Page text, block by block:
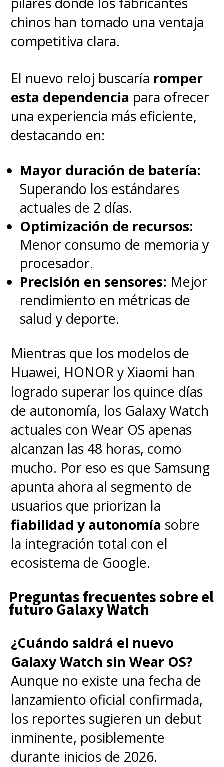
chinos han tomado una ventaja
competitiva clara.
El nuevo reloj buscaría romper
esta dependencia para ofrecer
una experiencia más eficiente,
destacando en:
Mayor duración de batería:
Superando los estándares
actuales de 2 días.
Optimización de recursos:
Menor consumo de memoria y
procesador.
Precisión en sensores: Mejor
rendimiento en métricas de
salud y deporte.
Mientras que los modelos de
Huawei, HONOR y Xiaomi han
logrado superar los quince días
de autonomía, los Galaxy Watch
actuales con Wear OS apenas
alcanzan las 48 horas, como
mucho. Por eso es que Samsung
apunta ahora al segmento de
usuarios que priorizan la
fiabilidad y autonomía sobre
la integración total con el
ecosistema de Google.
Preguntas frecuentes sobre el
futuro Galaxy Watch
¿Cuándo saldrá el nuevo
Galaxy Watch sin Wear OS?
Aunque no existe una fecha de
lanzamiento oficial confirmada,
los reportes sugieren un debut
inminente, posiblemente
durante inicios de 2026.